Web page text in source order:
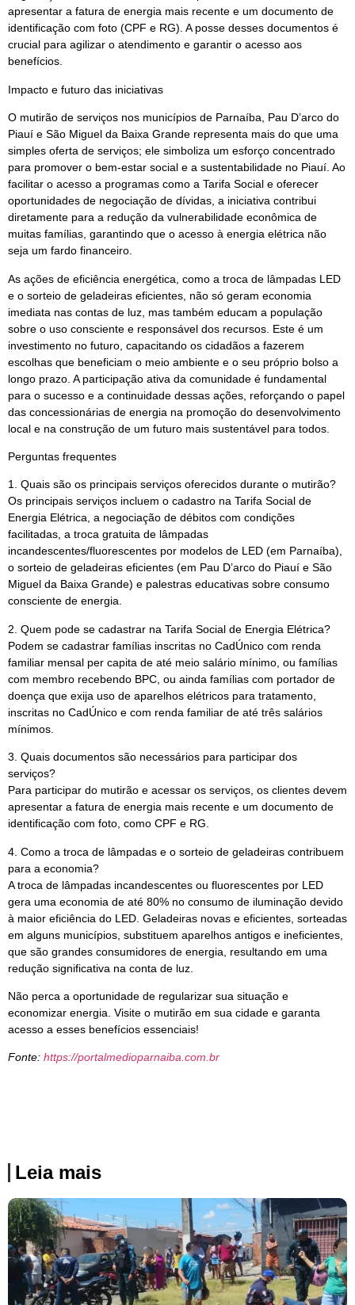
apresentar a fatura de energia mais recente e um documento de
identificação com foto (CPF e RG). A posse desses documentos é
crucial para agilizar o atendimento e garantir o acesso aos
benefícios.
Impacto e futuro das iniciativas
O mutirão de serviços nos municípios de Parnaíba, Pau D’arco do
Piauí e São Miguel da Baixa Grande representa mais do que uma
simples oferta de serviços; ele simboliza um esforço concentrado
para promover o bem-estar social e a sustentabilidade no Piauí. Ao
facilitar o acesso a programas como a Tarifa Social e oferecer
oportunidades de negociação de dívidas, a iniciativa contribui
diretamente para a redução da vulnerabilidade econômica de
muitas famílias, garantindo que o acesso à energia elétrica não
seja um fardo financeiro.
As ações de eficiência energética, como a troca de lâmpadas LED
e o sorteio de geladeiras eficientes, não só geram economia
imediata nas contas de luz, mas também educam a população
sobre o uso consciente e responsável dos recursos. Este é um
investimento no futuro, capacitando os cidadãos a fazerem
escolhas que beneficiam o meio ambiente e o seu próprio bolso a
longo prazo. A participação ativa da comunidade é fundamental
para o sucesso e a continuidade dessas ações, reforçando o papel
das concessionárias de energia na promoção do desenvolvimento
local e na construção de um futuro mais sustentável para todos.
Perguntas frequentes
1. Quais são os principais serviços oferecidos durante o mutirão?
Os principais serviços incluem o cadastro na Tarifa Social de
Energia Elétrica, a negociação de débitos com condições
facilitadas, a troca gratuita de lâmpadas
incandescentes/fluorescentes por modelos de LED (em Parnaíba),
o sorteio de geladeiras eficientes (em Pau D’arco do Piauí e São
Miguel da Baixa Grande) e palestras educativas sobre consumo
consciente de energia.
2. Quem pode se cadastrar na Tarifa Social de Energia Elétrica?
Podem se cadastrar famílias inscritas no CadÚnico com renda
familiar mensal per capita de até meio salário mínimo, ou famílias
com membro recebendo BPC, ou ainda famílias com portador de
doença que exija uso de aparelhos elétricos para tratamento,
inscritas no CadÚnico e com renda familiar de até três salários
mínimos.
3. Quais documentos são necessários para participar dos
serviços?
Para participar do mutirão e acessar os serviços, os clientes devem
apresentar a fatura de energia mais recente e um documento de
identificação com foto, como CPF e RG.
4. Como a troca de lâmpadas e o sorteio de geladeiras contribuem
para a economia?
A troca de lâmpadas incandescentes ou fluorescentes por LED
gera uma economia de até 80% no consumo de iluminação devido
à maior eficiência do LED. Geladeiras novas e eficientes, sorteadas
em alguns municípios, substituem aparelhos antigos e ineficientes,
que são grandes consumidores de energia, resultando em uma
redução significativa na conta de luz.
Não perca a oportunidade de regularizar sua situação e
economizar energia. Visite o mutirão em sua cidade e garanta
acesso a esses benefícios essenciais!
Fonte: https://portalmedioparnaiba.com.br
Leia mais